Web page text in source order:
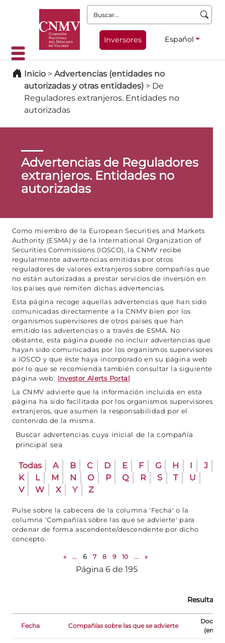
Buscar:
Inversores Español
Inicio > Advertencias (entidades no
autorizadas y otras entidades) > De
Reguladores extranjeros. Entidades no
autorizadas
Advertencias de Reguladores
extranjeros. Entidades no
autorizadas
Como miembro de la European Securities and Markets
Authority (ESMA) y de la International Organization of
Securities Commissions (IOSCO), la CNMV recibe
regularmente advertencias emitidas por otros
reguladores de valores extranjeros sobre compañías que
no están autorizadas a prestar servicios de inversión en
los países que remiten dichas advertencias.
Esta página recoge aquellas advertencias que han sido
comunicadas directamente a la CNMV bien por los
organismos supervisores de otros países que han
emitido las advertencias o a través de ESMA. No
obstante, esta página puede no incluir advertencias que
hayan sido comunicadas por los organismos supervisores
a IOSCO y que éste haya incorporado en su página web
por lo que se recomienda también consultar la siguiente
página web: Investor Alerts Portal
La CNMV advierte que la información incluida en esta
página ha sido facilitada por los organismos supervisores
extranjeros, que asumen la responsabilidad por el
contenido de la misma.
Buscar advertencias cuya inicial de la compañía
principal sea
Todas A B C D E F G H I
J
K
L M N O P Q R S T
U
V
W X Y Z
Pulse sobre la cabecera de la columna 'Fecha' o la
columna 'Compañías sobre las que se advierte' para
ordenar de forma ascendente/descendente por dicho
concepto.
« ... 6 7 8 9 10 ... »
Página 6 de 195
Fecha Compañías sobre las que se advierte
(en